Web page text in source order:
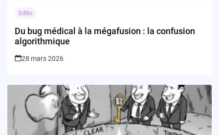
Edito
Du bug médical à la mégafusion : la confusion
algorithmique
28 mars 2026